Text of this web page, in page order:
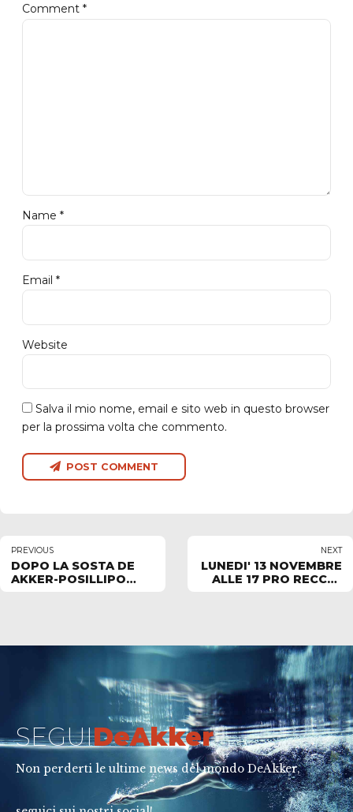
Comment *
Name *
Email *
Website
Salva il mio nome, email e sito web in questo browser
per la prossima volta che commento.
POST COMMENT
PREVIOUS
DOPO LA SOSTA DE
AKKER-POSILLIPO
NEXT
LUNEDI' 13 NOVEMBRE
ALLE 17 PRO RECCO-
SEGUIDeAkker
Non perderti le ultime news del mondo DeAkker,